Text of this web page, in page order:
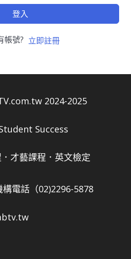
登入
帳號? 立即註冊
2024-2025
Success
才藝課程．英文檢定
構電話（02)2296-5878